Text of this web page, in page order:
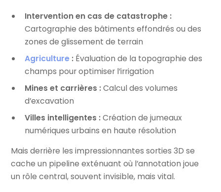
Intervention en cas de catastrophe :
Cartographie des bâtiments effondrés ou des
zones de glissement de terrain
Agriculture:Évaluation de la topographie des
champs pour optimiser l’irrigation
Mines et carrières :Calcul des volumes
d’excavation
Villes intelligentes :Création de jumeaux
numériques urbains en haute résolution
Mais derrière les impressionnantes sorties 3D se
cache un pipeline exténuant où l’annotation joue
un rôle central, souvent invisible, mais vital.